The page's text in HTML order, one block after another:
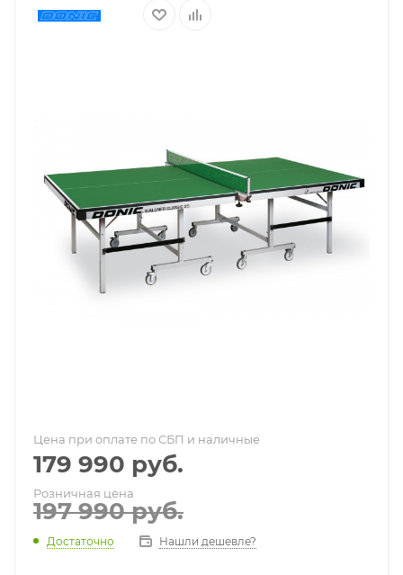
Цена при оплате по СБП и наличные
179 990 руб.
Розничная цена
197 990руб.
Достаточно Нашли дешевле?